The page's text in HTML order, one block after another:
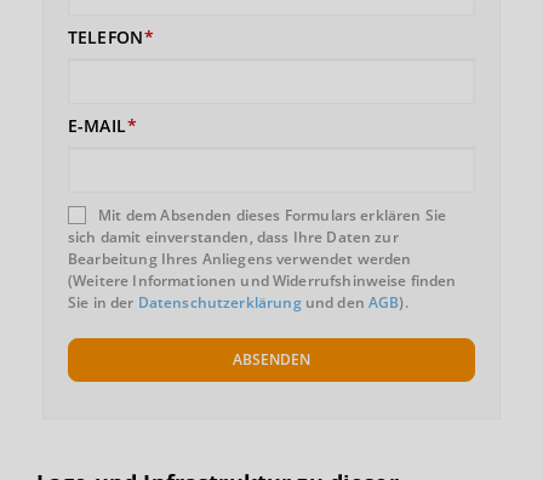
TELEFON
E-MAIL
Mit dem Absenden dieses Formulars erklären Sie
sich damit einverstanden, dass Ihre Daten zur
Bearbeitung Ihres Anliegens verwendet werden
(Weitere Informationen und Widerrufshinweise finden
Sie in der Datenschutzerklärungund denAGB).
ABSENDEN